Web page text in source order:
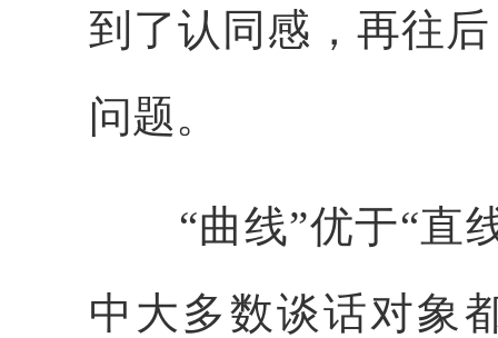
到了认同感，再往
问题。
“曲线”优于“直线
中大多数谈话对象